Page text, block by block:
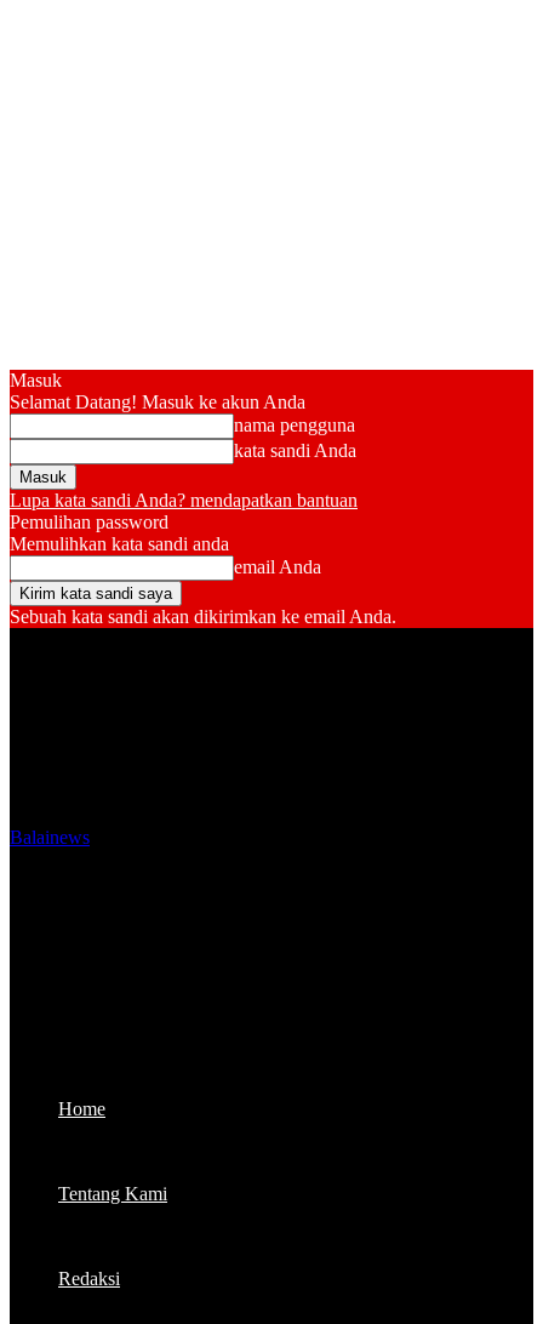
Masuk
Selamat Datang! Masuk ke akun Anda
nama pengguna
kata sandi Anda
Lupa kata sandi Anda? mendapatkan bantuan
Pemulihan password
Memulihkan kata sandi anda
email Anda
Sebuah kata sandi akan dikirimkan ke email Anda.
Balainews
Home
Tentang Kami
Redaksi